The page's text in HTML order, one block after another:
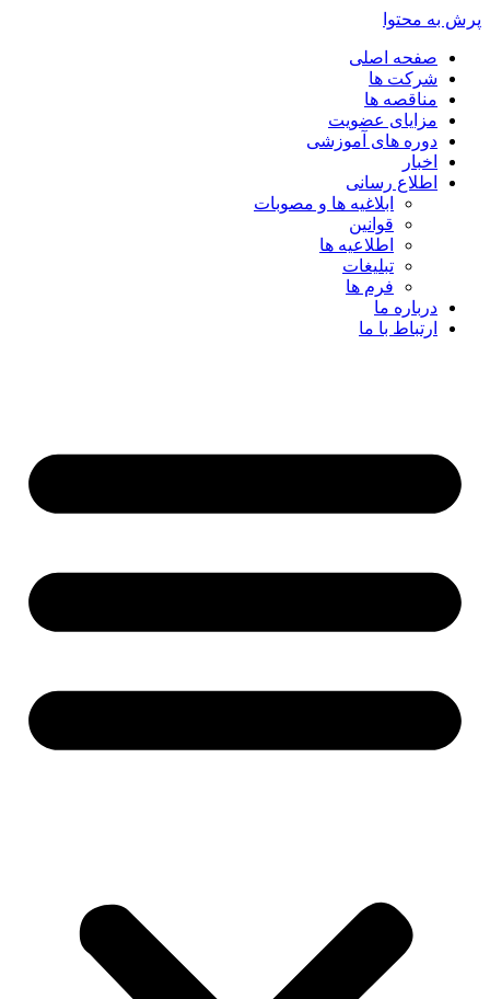
پرش به محتوا
صفحه اصلی
شرکت ها
مناقصه ها
مزایای عضویت
دوره های آموزشی
اخبار
اطلاع رسانی
ابلاغیه ها و مصوبات
قوانین
اطلاعیه ها
تبلیغات
فرم ها
درباره ما
ارتباط با ما